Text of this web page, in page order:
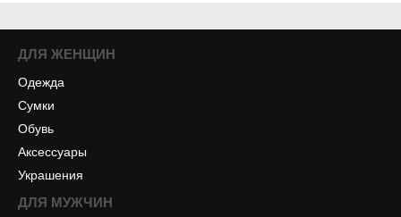
ДЛЯ ЖЕНЩИН
Одежда
Сумки
Обувь
Аксессуары
Украшения
ДЛЯ МУЖЧИН